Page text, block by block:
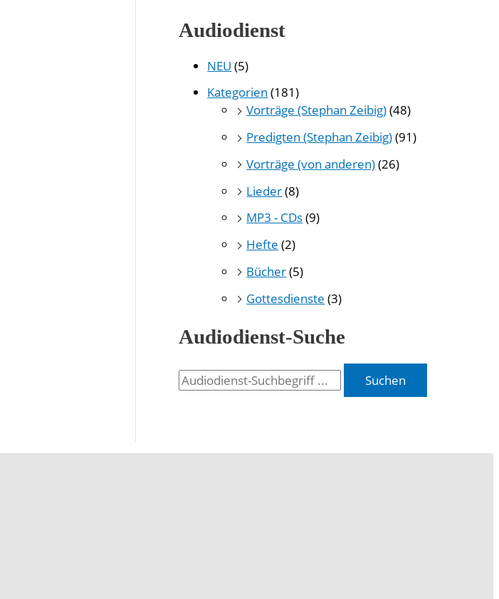
Audiodienst
NEU (5)
Kategorien (181)
Vorträge (Stephan Zeibig)(48)
Predigten (Stephan Zeibig)(91)
Vorträge (von anderen)(26)
Lieder(8)
MP3 - CDs(9)
Hefte (2)
Bücher(5)
Gottesdienste (3)
Audiodienst-Suche
Suchen